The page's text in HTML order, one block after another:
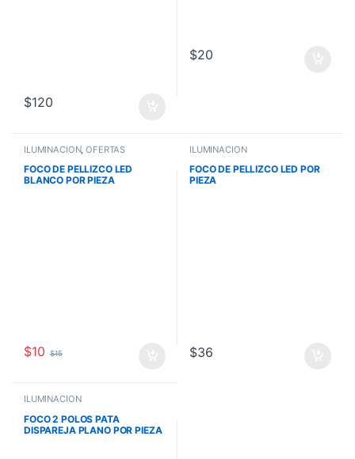
$120
$20
ILUMINACIÓN,OFERTAS
FOCO DE PELLIZCO LED
BLANCO POR PIEZA
$10 $15
ILUMINACIÓN
FOCO DE PELLIZCO LED POR
PIEZA
$36
ILUMINACIÓN
FOCO 2 POLOS PATA
DISPAREJA PLANO POR PIEZA